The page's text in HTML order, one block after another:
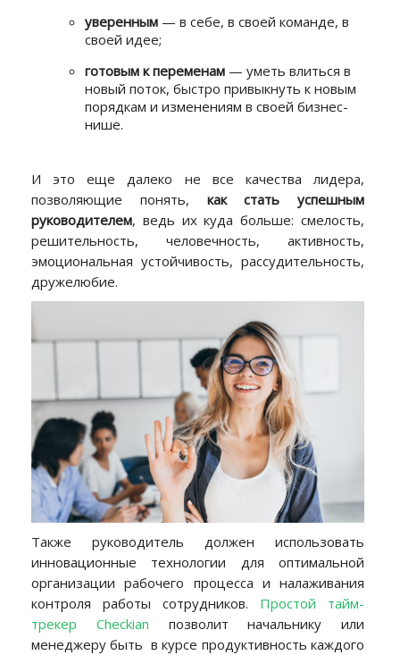
уверенным — в себе, в своей команде, в
своей идее;
готовым к переменам — уметь влиться в
новый поток, быстро привыкнуть к новым
порядкам и изменениям в своей бизнес-
нише.
И это еще далеко не все качества лидера,
позволяющие понять, как стать успешным
руководителем, ведь их куда больше: смелость,
решительность, человечность, активность,
эмоциональная устойчивость, рассудительность,
дружелюбие.
Также руководитель должен использовать
инновационные технологии для оптимальной
организации рабочего процесса и налаживания
контроля работы сотрудников.
Простой тайм-
трекер Checkian позволит начальнику или
менеджеру быть в курсе продуктивность каждого